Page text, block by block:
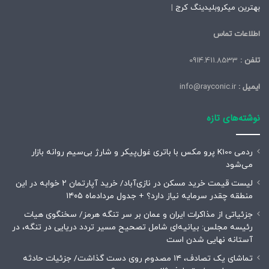
بهترین میکروبلیدینگ کرج |
اطلاعات تماس
تلفن :
ایمیل :
نوشته‌های تازه
ردمی K100 پرو مکس با باتری غول‌پیکر و شارژ بی‌سیم روانه بازار
می‌شود
لیست قیمت خرید مسکن در نازی‌آباد/ خرید آپارتمان ۲ خوابه در این
منطقه چقدر سرمایه نیاز دارد؟ + جدول مردادماه ۱۴۰۵
جزئیاتی از مذاکرات ایران و عمان بر سر تنگه هرمز/ سخنگوی هیات
رئیسه مجلس: بیانیه‌ای شامل تصحیح مسیر تردد دریایی در تنگه، در
آستانه نهایی شدن است
تماشای یک تصادف، ۱۴ مصدوم روی دست گذاشت/ جزئیات حادثه